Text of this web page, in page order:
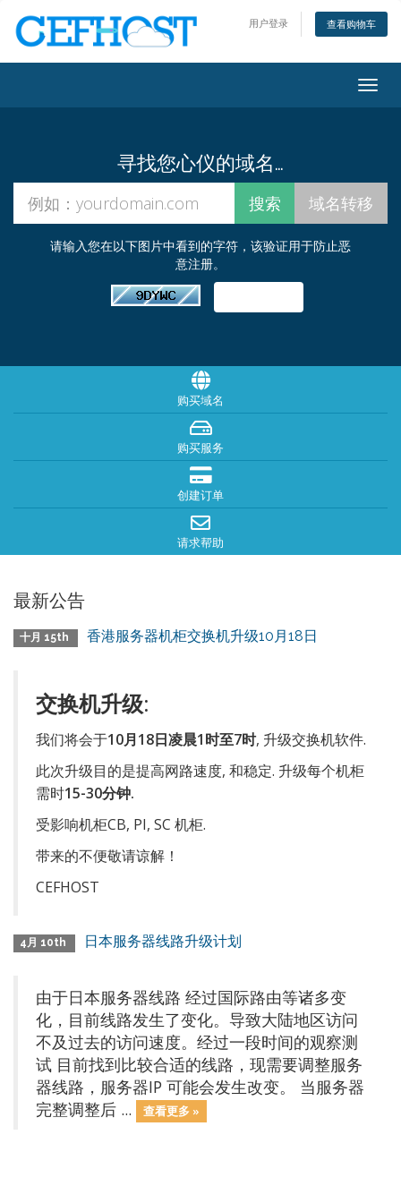
用户登录 查看购物车
寻找您心仪的域名…
请输入您在以下图片中看到的字符，该验证用于防止恶
意注册。
购买域名
购买服务
创建订单
请求帮助
最新公告
十月 15th 香港服务器机柜交换机升级10月18日
交换机升级:
我们将会于10月18日凌晨1时至7时, 升级交换机软件.
此次升级目的是提高网路速度, 和稳定. 升级每个机柜
需时15-30分钟.
受影响机柜CB, PI, SC 机柜.
带来的不便敬请谅解！
CEFHOST
4月 10th 日本服务器线路升级计划
由于日本服务器线路 经过国际路由等诸多变
化，目前线路发生了变化。导致大陆地区访问
不及过去的访问速度。经过一段时间的观察测
试 目前找到比较合适的线路，现需要调整服务
器线路，服务器IP 可能会发生改变。 当服务器
完整调整后 ...
查看更多 »